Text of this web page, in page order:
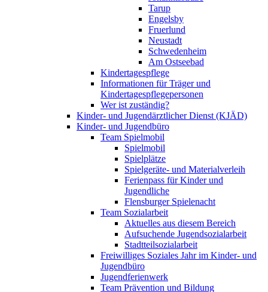
Tarup
Engelsby
Fruerlund
Neustadt
Schwedenheim
Am Ostseebad
Kindertagespflege
Informationen für Träger und
Kindertagespflegepersonen
Wer ist zuständig?
Kinder- und Jugendärztlicher Dienst (KJÄD)
Kinder- und Jugendbüro
Team Spielmobil
Spielmobil
Spielplätze
Spielgeräte- und Materialverleih
Ferienpass für Kinder und
Jugendliche
Flensburger Spielenacht
Team Sozialarbeit
Aktuelles aus diesem Bereich
Aufsuchende Jugendsozialarbeit
Stadtteilsozialarbeit
Freiwilliges Soziales Jahr im Kinder- und
Jugendbüro
Jugendferienwerk
Team Prävention und Bildung